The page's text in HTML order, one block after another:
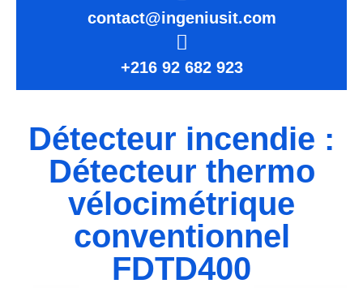
contact@ingeniusit.com
+216 92 682 923
Détecteur incendie :
Détecteur thermo
vélocimétrique
conventionnel
FDTD400